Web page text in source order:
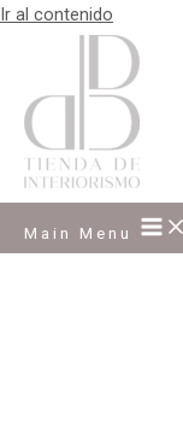
Ir al contenido
Main Menu